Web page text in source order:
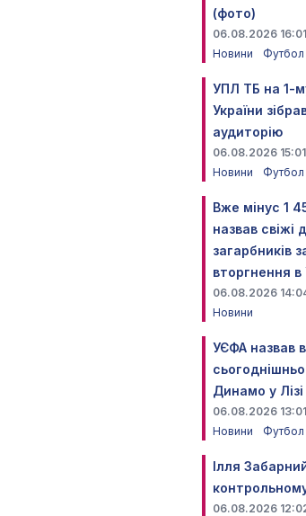
(фото)
06.08.2026 16:01
Новини
Футбол
УПЛ ТБ на 1-
України
аудиторію
06.08.2026 15:01
Новини
Футбол
Вже мінус 1
назвав свіжі
загарбників
вторгнення в
06.08.2026
Новини
УЄФА назвав
Динамо у
06.08.2026 13:01
Новини
Футбол
Ілля
06.08.2026